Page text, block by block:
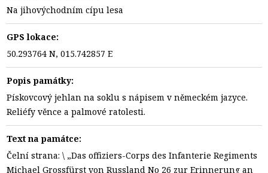
Na jihovýchodním cípu lesa
GPS lokace:
50.293764 N, 015.742857 E
Popis památky:
Pískovcový jehlan na soklu s nápisem v německém jazyce.
Reliéfy věnce a palmové ratolesti.
Text na památce:
Čelní strana: \ „Das offiziers-Corps des Infanterie Regiments
Michael Grossfürst von Russland No 26 zur Erinnerung an